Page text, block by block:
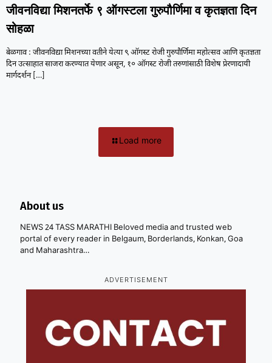
जीवनविद्या मिशनतर्फे ९ ऑगस्टला गुरुपौर्णिमा व कृतज्ञता दिन
सोहळा
बेळगाव : जीवनविद्या मिशनच्या वतीने येत्या ९ ऑगस्ट रोजी गुरुपौर्णिमा महोत्सव आणि कृतज्ञता
दिन उत्साहात साजरा करण्यात येणार असून, १० ऑगस्ट रोजी तरुणांसाठी विशेष प्रेरणादायी
मार्गदर्शन[…]
Load more
About us
NEWS 24 TASS MARATHI Beloved media and trusted web
portal of every reader in Belgaum, Borderlands, Konkan, Goa
and Maharashtra…
ADVERTISEMENT